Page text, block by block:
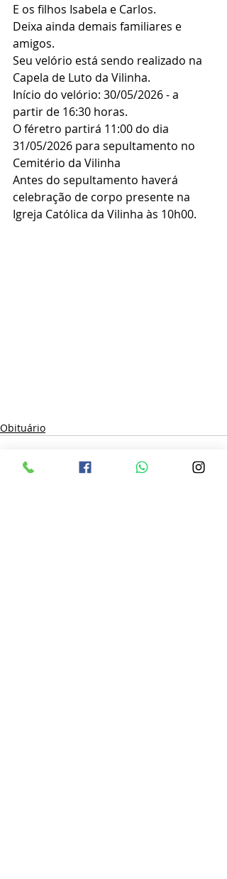
E os filhos Isabela e Carlos.
Deixa ainda demais familiares e
amigos.
Seu velório está sendo realizado na
Capela de Luto da Vilinha.
Início do velório: 30/05/2026 - a
partir de 16:30 horas.
O féretro partirá 11:00 do dia
31/05/2026 para sepultamento no
Cemitério da Vilinha
Antes do sepultamento haverá
celebração de corpo presente na
Igreja Católica da Vilinha às 10h00.
Obituário